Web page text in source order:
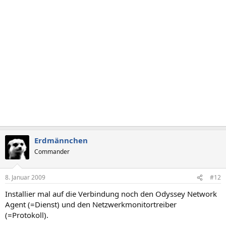
Erdmännchen
Commander
8. Januar 2009 #12
Installier mal auf die Verbindung noch den Odyssey Network
Agent (=Dienst) und den Netzwerkmonitortreiber
(=Protokoll).